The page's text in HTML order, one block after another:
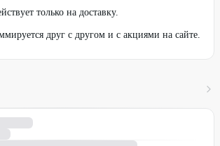
только на доставку.
друг с другом и с акциями на сайте.